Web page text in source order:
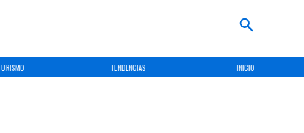
TENDENCIAS INICIO NACIONAL